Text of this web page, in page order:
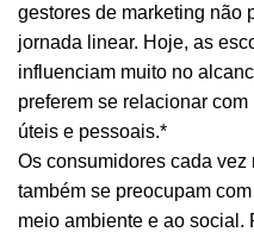
gestores de marketing não
jornada linear. Hoje, as
influenciam muito no
preferem se relacionar
úteis e pessoais.*
Os consumidores cada
também se preocupam
meio ambiente e ao social.